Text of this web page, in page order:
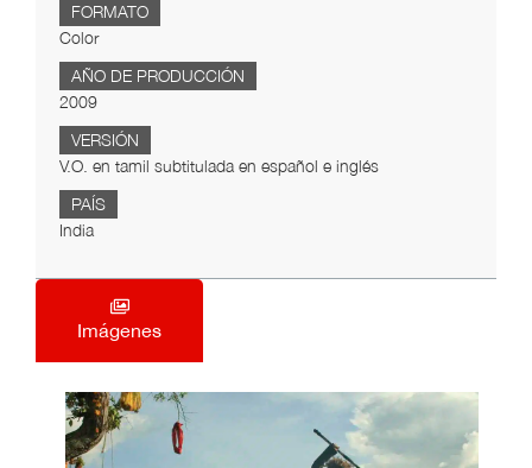
FORMATO
Color
AÑO DE PRODUCCIÓN
2009
VERSIÓN
V.O. en tamil subtitulada en español e inglés
PAÍS
India
Imágenes